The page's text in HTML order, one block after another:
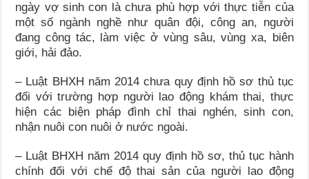
ngày vợ sinh con là chưa phù hợp với thực tiễn của
một số ngành nghề như quân đội, công an, người
đang công tác, làm việc ở vùng sâu, vùng xa, biên
giới, hải đảo.
– Luật BHXH năm 2014 chưa quy định hồ sơ thủ tục
đối với trường hợp người lao động khám thai, thực
hiện các biện pháp đình chỉ thai nghén, sinh con,
nhận nuôi con nuôi ở nước ngoài.
– Luật BHXH năm 2014 quy định hồ sơ, thủ tục hành
chính đối với chế độ thai sản của người lao động